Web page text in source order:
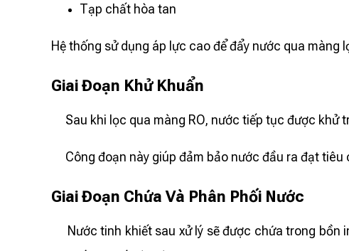
Tạp chất hòa tan
Hệ thống sử dụng áp lực cao để đẩy nước qua
Giai Đoạn Khử Khuẩn
Sau khi lọc qua màng RO, nước tiếp tục được khử
Công đoạn này giúp đảm bảo nước đầu ra đạt tiêu
Giai Đoạn Chứa Và Phân Phối Nước
Nước tinh khiết sau xử lý sẽ được chứa trong bồn